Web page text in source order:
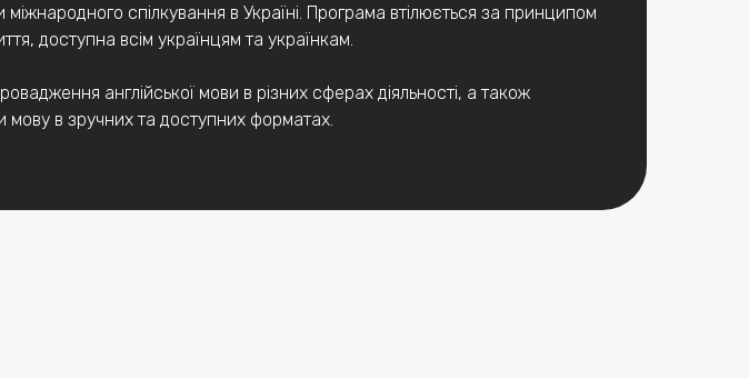
міжнародного спілкування в Україні. Програма втілюється за принципом
доступна всім українцям та українкам.
англійської мови в різних сферах діяльності, а також
мову в зручних та доступних форматах.